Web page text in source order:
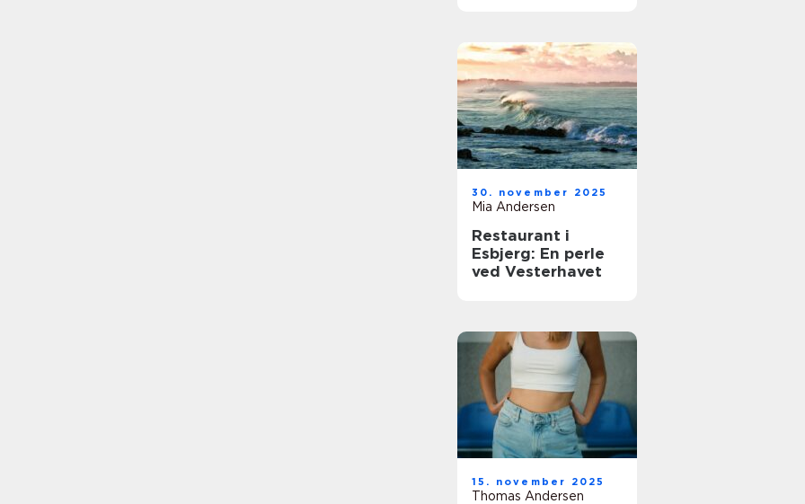
30. november 2025
Mia Andersen
Restaurant i
Esbjerg: En perle
ved Vesterhavet
15. november 2025
Thomas Andersen